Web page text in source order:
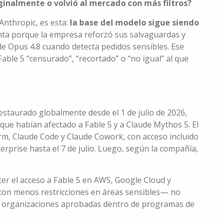
o volvió al mercado con más filtros?
es esta: la base del modelo sigue siendo
porque la empresa reforzó sus salvaguardas y
Opus 4.8 cuando detecta pedidos sensibles. Ese
5 “censurado”, “recortado” o “no igual” al que
globalmente desde el 1 de julio de 2026,
habían afectado a Fable 5 y a Claude Mythos 5. El
Claude Code y Claude Cowork, con acceso incluido
hasta el 7 de julio. Luego, según la compañía,
acceso a Fable 5 en AWS, Google Cloud y
menos restricciones en áreas sensibles— no
aprobadas dentro de programas de